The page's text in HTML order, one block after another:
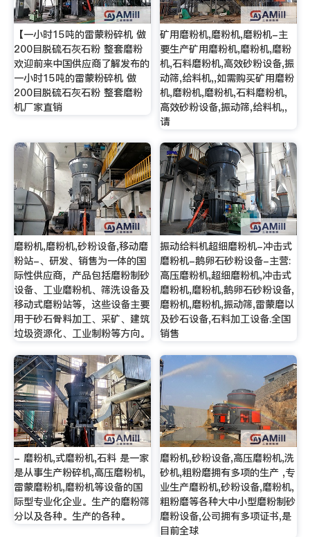
【一小时15吨的雷蒙粉碎机 做
200目脱硫石灰石粉 整套磨粉
欢迎前来中国供应商了解发布的
一小时15吨的雷蒙粉碎机 做
200目脱硫石灰石粉 整套磨粉
机厂家直销
矿用磨粉机,磨粉机,磨粉机-主
要生产矿用磨粉机,磨粉机,磨粉
机,石料磨粉机,高效砂粉设备,振
动筛,给料机,,如需购买矿用磨粉
机,磨粉机,磨粉机,石料磨粉机,
高效砂粉设备,振动筛,给料机,,
请
磨粉机,磨粉机,砂粉设备,移动磨
粉站-、研发、销售为一体的国
际性供应商，产品包括磨粉制砂
设备、工业磨粉机、筛洗设备及
移动式磨粉站等，这些设备主要
用于砂石骨料加工、采矿、建筑
垃圾资源化、工业制粉等方向。
振动给料机超细磨粉机-冲击式
磨粉机-鹅卵石砂粉设备-主营:
高压磨粉机,超细磨粉机,冲击式
磨粉机,磨粉机,鹅卵石砂粉设备,
磨粉机,磨粉机,振动筛,雷蒙磨以
及砂石设备,石料加工设备.全国
销售
- 磨粉机,式磨粉机,石料 是一家
是从事生产粉碎机,高压磨粉机,
雷蒙磨粉机,磨粉机等设备的国
际型专业化企业。生产的磨粉筛
分以及各种。生产的各种。
磨粉机,砂粉设备,高压磨粉机,洗
砂机,粗粉磨拥有多项的生产 ,专
业生产磨粉机,砂粉设备,磨粉机,
粗粉磨等各种大中小型磨粉制砂
磨粉设备,公司拥有多项证书,是
目前全球